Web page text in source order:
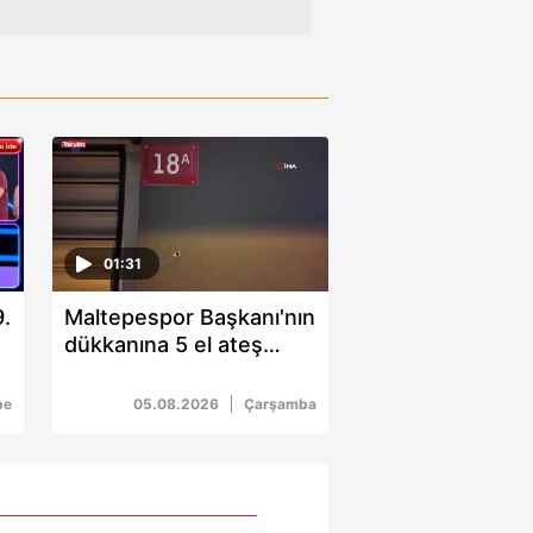
01:31
Maltepespor Başkanı'nın
dükkanına 5 el ateş
05.08.2026 Çarşamba